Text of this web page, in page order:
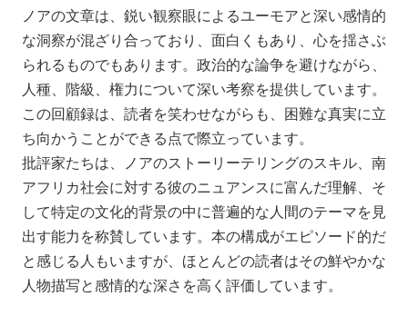
ノアの文章は、鋭い観察眼によるユーモアと深い感情的
な洞察が混ざり合っており、面白くもあり、心を揺さぶ
られるものでもあります。政治的な論争を避けながら、
人種、階級、権力について深い考察を提供しています。
この回顧録は、読者を笑わせながらも、困難な真実に立
ち向かうことができる点で際立っています。
批評家たちは、ノアのストーリーテリングのスキル、南
アフリカ社会に対する彼のニュアンスに富んだ理解、そ
して特定の文化的背景の中に普遍的な人間のテーマを見
出す能力を称賛しています。本の構成がエピソード的だ
と感じる人もいますが、ほとんどの読者はその鮮やかな
人物描写と感情的な深さを高く評価しています。